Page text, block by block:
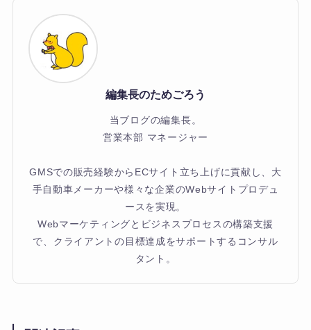
編集長のためごろう
当ブログの編集長。
営業本部 マネージャー
GMSでの販売経験からECサイト立ち上げに貢献し、大
手自動車メーカーや様々な企業のWebサイトプロデュ
ースを実現。
Webマーケティングとビジネスプロセスの構築支援
で、クライアントの目標達成をサポートするコンサル
タント。